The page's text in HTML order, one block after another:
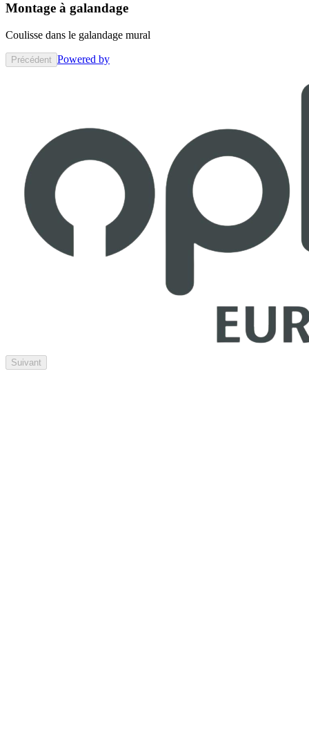
Montage à galandage
Coulisse dans le galandage mural
Précédent Powered by
Suivant